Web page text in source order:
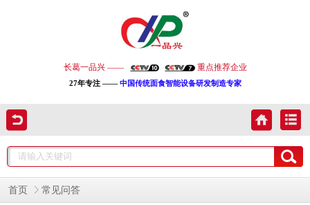
长葛一品兴 —— 重点推荐企业
27年专注 —— 中国传统面食智能设备研发制造专家
首页 常见问答